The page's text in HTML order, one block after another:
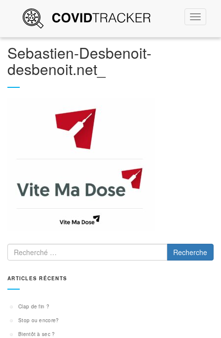
la
Sebastien-Desbenoit-
desbenoit.net_
Recherche
ARTICLES RÉCENTS
Clap de fin ?
Stop ou encore?
Bientôt à sec ?